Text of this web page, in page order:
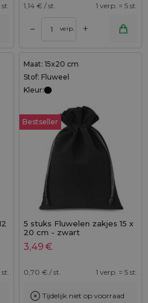
1,14 € / st. 1 verp. = 5 st.
– verp. +
st.
Maat: 15x20 cm
Stof: Fluweel
Kleur:
Bestseller
5 stuks Fluwelen zakjes 15 x
20 cm - zwart
3,49€
0,70 € / st. 1 verp. = 5 st.
Tijdelijk niet op voorraad